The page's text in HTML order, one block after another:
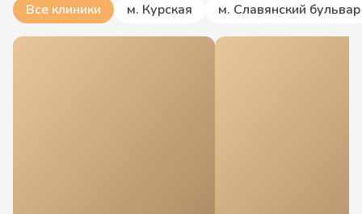
Все клиники м. Курская м. Славянский бульвар